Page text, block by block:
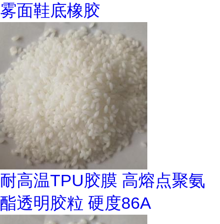
雾面鞋底橡胶
耐高温TPU胶膜 高熔点聚氨
酯透明胶粒 硬度86A